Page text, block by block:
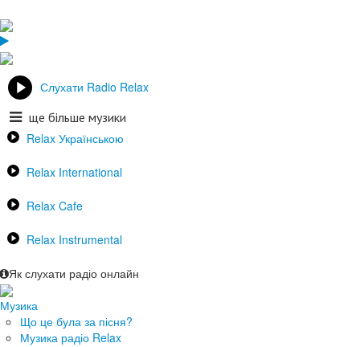
Слухати Radio Relax
ще більше музики
Relax Українською
Relax International
Relax Cafe
Relax Instrumental
Як слухати радіо онлайн
Музика
Що це була за пісня?
Музика радіо Relax